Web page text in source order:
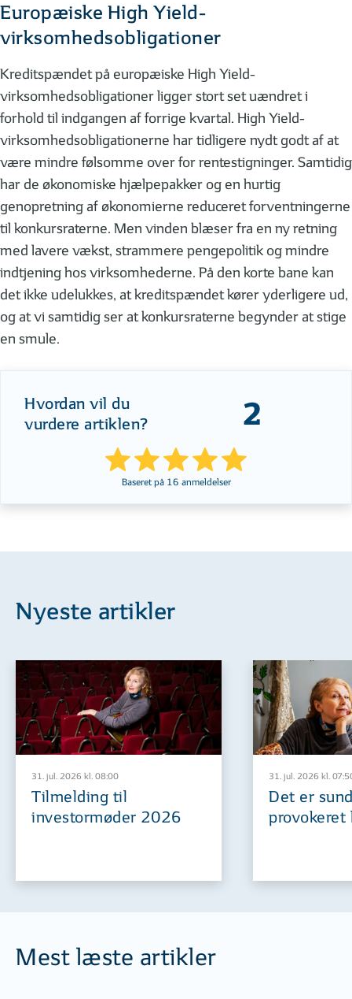
Europæiske High Yield-
virksomhedsobligationer
Kreditspændet på europæiske High Yield-
virksomhedsobligationer ligger stort set uændret i
forhold til indgangen af forrige kvartal. High Yield-
virksomhedsobligationerne har tidligere nydt godt af at
være mindre følsomme over for rentestigninger. Samtidig
har de økonomiske hjælpepakker og en hurtig
genopretning af økonomierne reduceret forventningerne
til konkursraterne. Men vinden blæser fra en ny retning
med lavere vækst, strammere pengepolitik og mindre
indtjening hos virksomhederne. På den korte bane kan
det ikke udelukkes, at kreditspændet kører yderligere ud,
og at vi samtidig ser at konkursraterne begynder at stige
en smule.
Hvordan vil du
vurdere artiklen?
2
Baseret på 16 anmeldelser
Nyeste artikler
31. jul. 2026 kl. 08:00
Tilmelding til
investormøder 2026
31. jul. 2026 kl.
Det er
provokeret
Mest læste artikler